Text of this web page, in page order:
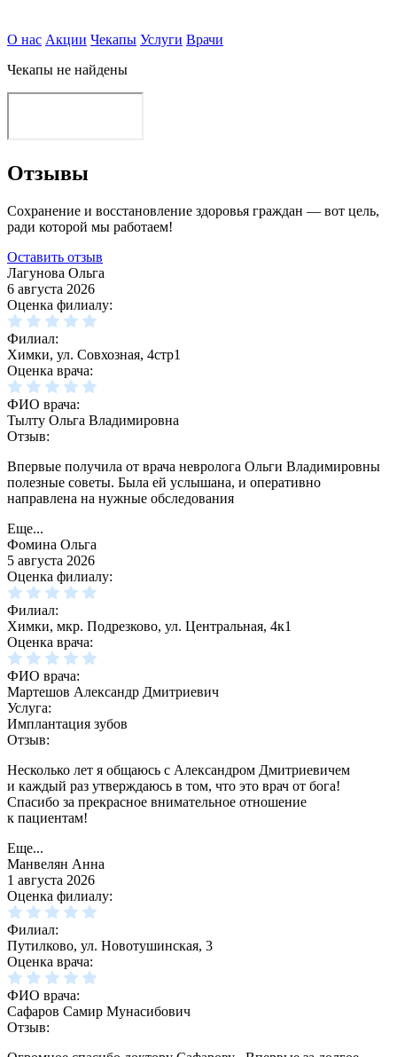
О нас Акции Чекапы Услуги Врачи
Чекапы не найдены
Отзывы
Сохранение и восстановление здоровья граждан — вот цель,
ради которой мы работаем!
Оставить отзыв
Лагунова Ольга
6 августа 2026
Оценка филиалу:
Филиал:
Химки, ул. Совхозная, 4стр1
Оценка врача:
ФИО врача:
Тылту Ольга Владимировна
Отзыв:
Впервые получила от врача невролога Ольги Владимировны
полезные советы. Была ей услышана, и оперативно
направлена на нужные обследования
Еще...
Фомина Ольга
5 августа 2026
Оценка филиалу:
Филиал:
Химки, мкр. Подрезково, ул. Центральная, 4к1
Оценка врача:
ФИО врача:
Мартешов Александр Дмитриевич
Услуга:
Имплантация зубов
Отзыв:
Несколько лет я общаюсь с Александром Дмитриевичем
и каждый раз утверждаюсь в том, что это врач от бога!
Спасибо за прекрасное внимательное отношение
к пациентам!
Еще...
Манвелян Анна
1 августа 2026
Оценка филиалу:
Филиал:
Путилково, ул. Новотушинская, 3
Оценка врача:
ФИО врача:
Сафаров Самир Мунасибович
Отзыв: